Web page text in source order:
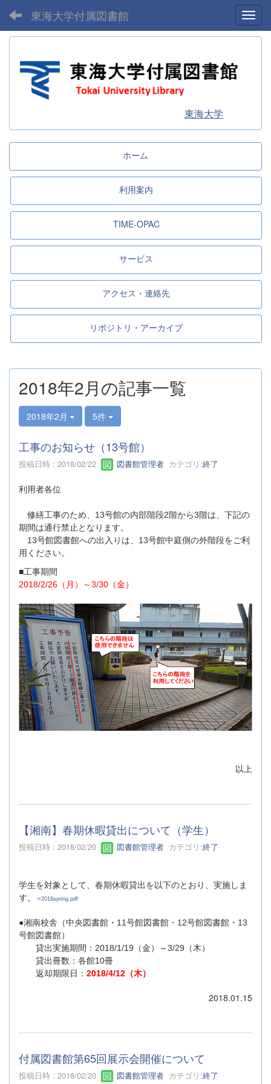
東海大学付属図書館
東海大学
ホーム
利用案内
TIME-OPAC
サービス
アクセス・連絡先
リポジトリ・アーカイブ
2018年2月の記事一覧
2018年2月 5件
工事のお知らせ（13号館）
投稿日時 : 2018/02/22 図書館管理者 カテゴリ:終了
利用者各位
修繕工事のため、13号館の内部階段2階から3階は、下記の
期間は通行禁止となります。
13号館図書館への出入りは、13号館中庭側の外階段をご利
用ください。
■工事期間
2018/2/26（月）～3/30（金）
以上
【湘南】春期休暇貸出について（学生）
投稿日時 : 2018/02/20 図書館管理者 カテゴリ:終了
学生を対象として、春期休暇貸出を以下のとおり、実施しま
す。
⇒2018spring.pdf
●湘南校舎（中央図書館・11号館図書館・12号館図書館・13
号館図書館）
貸出実施期間：2018/1/19（金）～3/29（木）
貸出冊数：各館10冊
返却期限日： 2018/4/12（木）
2018.01.15
付属図書館第65回展示会開催について
投稿日時 : 2018/02/20 図書館管理者 カテゴリ:終了